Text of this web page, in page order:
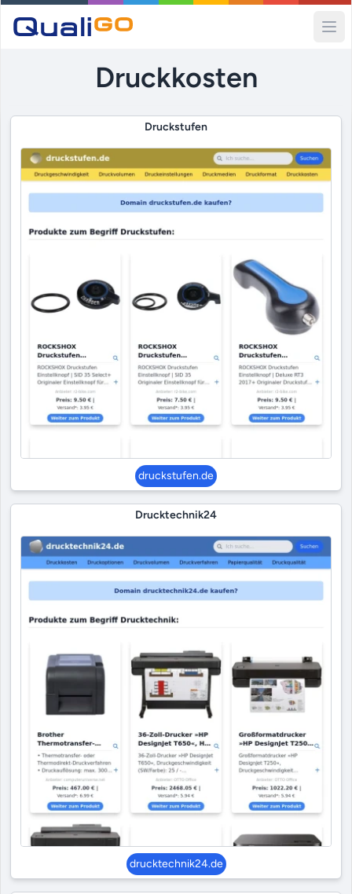
Druckkosten
Druckstufen
druckstufen.de
Drucktechnik24
drucktechnik24.de